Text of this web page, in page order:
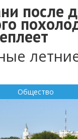
после
Общество